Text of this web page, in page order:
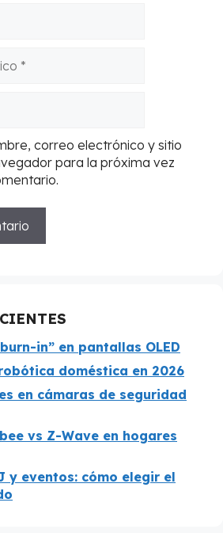
correo electrónico y sitio
para la próxima vez
in” en pantallas OLED
doméstica en 2026
en cámaras de seguridad
vs Z-Wave en hogares
y eventos: cómo elegir el